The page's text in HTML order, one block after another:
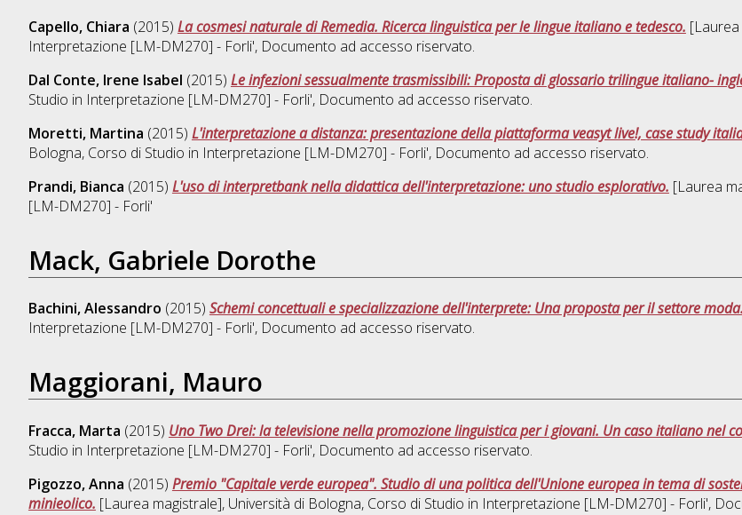
Capello, Chiara (2015) La cosmesi naturale di Remedia. Ricerca linguistica per le lingue italiano e tedesco.
Interpretazione [LM-DM270] - Forli', Documento ad accesso riservato.
Dal Conte, Irene Isabel (2015) Le infezioni sessualmente trasmissibili: Proposta di glossario trilingue italiano-
Studio in Interpretazione [LM-DM270] - Forli', Documento ad accesso riservato.
Moretti, Martina (2015) L'interpretazione a distanza: presentazione della piattaforma veasyt live!, case study
Bologna, Corso di Studio in Interpretazione [LM-DM270] - Forli', Documento ad accesso riservato.
Prandi, Bianca (2015) L'uso di interpretbank nella didattica dell'interpretazione: uno studio esplorativo. [Laurea
[LM-DM270] - Forli'
Mack, Gabriele Dorothe
Bachini, Alessandro (2015) Schemi concettuali e specializzazione dell'interprete: Una proposta per il settore moda.
Interpretazione [LM-DM270] - Forli', Documento ad accesso riservato.
Maggiorani, Mauro
Fracca, Marta (2015) Uno Two Drei: la televisione nella promozione linguistica per i giovani. Un caso italiano nel
Studio in Interpretazione [LM-DM270] - Forli', Documento ad accesso riservato.
Pigozzo, Anna (2015) Premio "Capitale verde europea". Studio di una politica dell'Unione europea in tema di
minieolico. [Laurea magistrale], Università di Bologna, Corso di Studio in Interpretazione [LM-DM270] - Forli',